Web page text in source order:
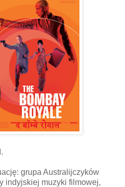
grupa Australijczyków
indyjskiej muzyki filmowej,